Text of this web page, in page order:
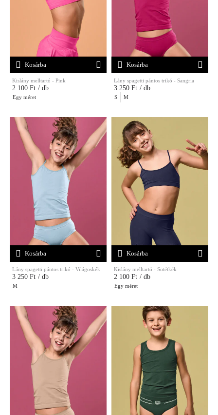
Kislány melltartó - Pink
Egy méret
2 100 Ft / db
Kosárba
Lány spagetti pántos trikó - Sangria
S M
3 250 Ft / db
Kosárba
Lány spagetti pántos trikó - Világoskék
M
3 250 Ft / db
Kosárba
Kislány melltartó - Sötétkék
Egy méret
2 100 Ft / db
Kosárba